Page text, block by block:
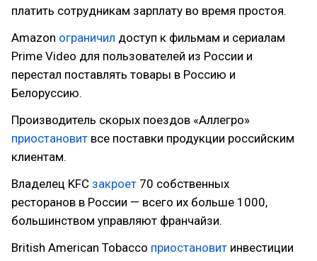
платить сотрудникам зарплату во время простоя.
Amazon ограничил доступ к фильмам и сериалам
Prime Video для пользователей из России и
перестал поставлять товары в Россию и
Белоруссию.
Производитель скорых поездов «Аллегро»
приостановит все поставки продукции российским
клиентам.
Владелец KFC закроет 70 собственных
ресторанов в России — всего их больше 1000,
большинством управляют франчайзи.
British American Tobacco приостановит инвестиции